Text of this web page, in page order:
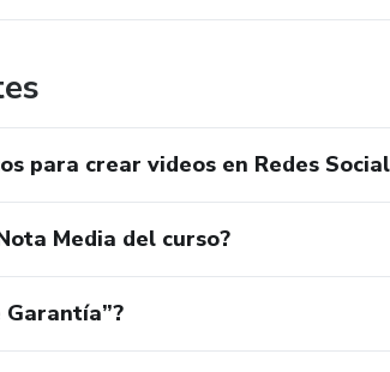
para crear videos en Redes
Media del curso?
Garantía”?